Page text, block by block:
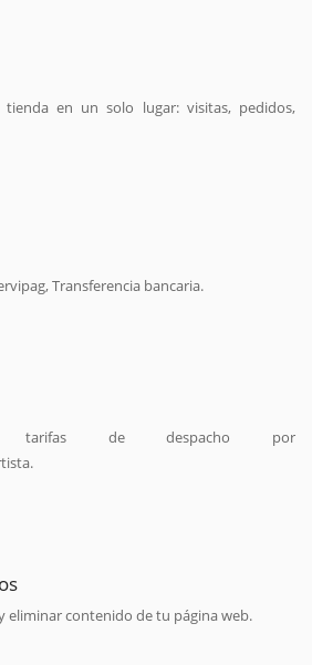
en un solo lugar: visitas, pedidos,
Transferencia bancaria.
tarifas de despacho por
eliminar contenido de tu página web.